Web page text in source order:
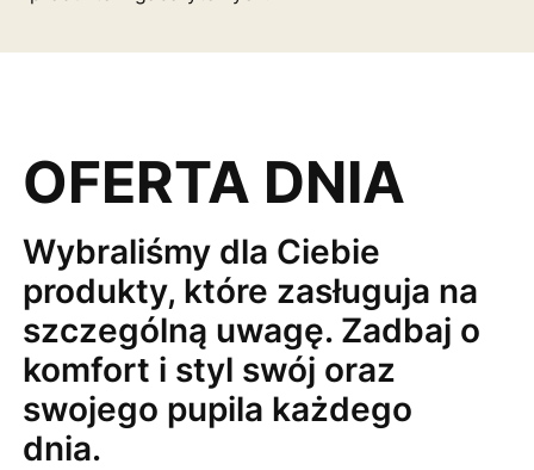
OFERTA DNIA
Wybraliśmy dla Ciebie
produkty, które zasługuja na
szczególną uwagę. Zadbaj o
komfort i styl swój oraz
swojego pupila każdego
dnia.